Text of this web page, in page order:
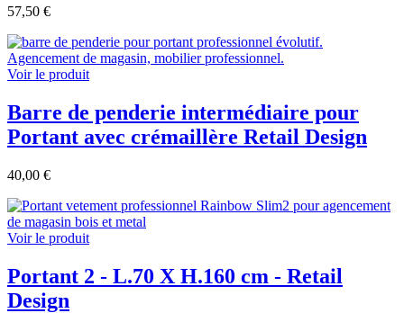
57,50 €
Voir le produit
Barre de penderie intermédiaire pour
Portant avec crémaillère Retail Design
40,00 €
Voir le produit
Portant 2 - L.70 X H.160 cm - Retail
Design